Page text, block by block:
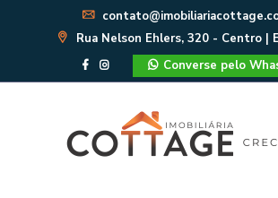
Rua Nelson Ehlers, 320 - Centro |
Converse pelo